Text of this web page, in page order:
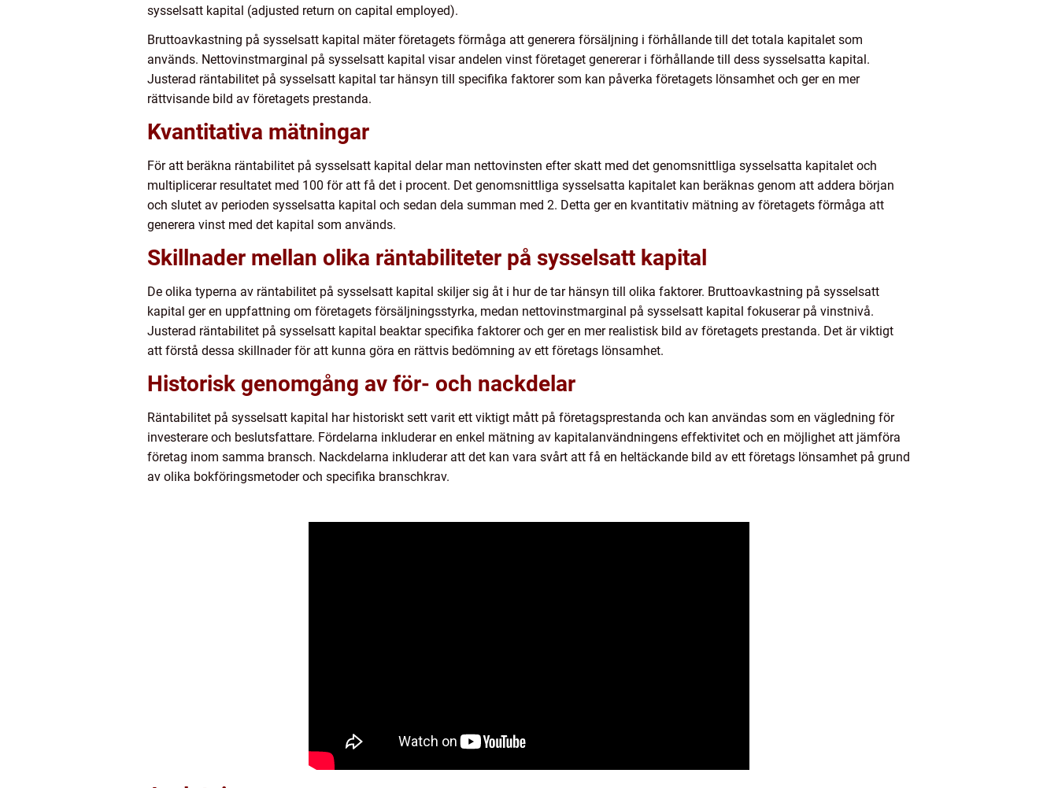
sysselsatt kapital (adjusted return on capital employed).
Bruttoavkastning på sysselsatt kapital mäter företagets förmåga att generera försäljning i förhållande till det totala kapitalet som
används. Nettovinstmarginal på sysselsatt kapital visar andelen vinst företaget genererar i förhållande till dess sysselsatta kapital.
Justerad räntabilitet på sysselsatt kapital tar hänsyn till specifika faktorer som kan påverka företagets lönsamhet och ger en mer
rättvisande bild av företagets prestanda.
Kvantitativa mätningar
För att beräkna räntabilitet på sysselsatt kapital delar man nettovinsten efter skatt med det genomsnittliga sysselsatta kapitalet och
multiplicerar resultatet med 100 för att få det i procent. Det genomsnittliga sysselsatta kapitalet kan beräknas genom att addera början
och slutet av perioden sysselsatta kapital och sedan dela summan med 2. Detta ger en kvantitativ mätning av företagets förmåga att
generera vinst med det kapital som används.
Skillnader mellan olika räntabiliteter på sysselsatt kapital
De olika typerna av räntabilitet på sysselsatt kapital skiljer sig åt i hur de tar hänsyn till olika faktorer. Bruttoavkastning på sysselsatt
kapital ger en uppfattning om företagets försäljningsstyrka, medan nettovinstmarginal på sysselsatt kapital fokuserar på vinstnivå.
Justerad räntabilitet på sysselsatt kapital beaktar specifika faktorer och ger en mer realistisk bild av företagets prestanda. Det är viktigt
att förstå dessa skillnader för att kunna göra en rättvis bedömning av ett företags lönsamhet.
Historisk genomgång av för- och nackdelar
Räntabilitet på sysselsatt kapital har historiskt sett varit ett viktigt mått på företagsprestanda och kan användas som en vägledning för
investerare och beslutsfattare. Fördelarna inkluderar en enkel mätning av kapitalanvändningens effektivitet och en möjlighet att jämföra
företag inom samma bransch. Nackdelarna inkluderar att det kan vara svårt att få en heltäckande bild av ett företags lönsamhet på grund
av olika bokföringsmetoder och specifika branschkrav.